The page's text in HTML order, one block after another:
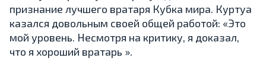
признание лучшего вратаря Кубка мира. Куртуа
казался довольным своей общей работой: «Это
мой уровень. Несмотря на критику, я доказал,
что я хороший вратарь ».